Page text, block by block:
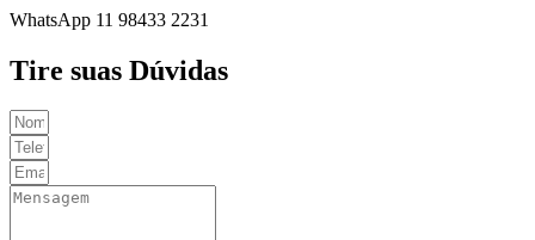
WhatsApp 11 98433 2231
Tire suas Dúvidas